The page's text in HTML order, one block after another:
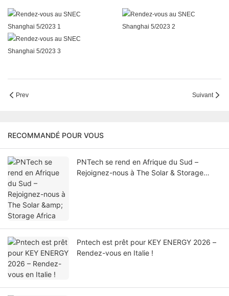
Prev Suivant
RECOMMANDÉ POUR VOUS
PNTech se rend en Afrique du Sud –
Rejoignez-nous à The Solar & Storage
Pntech est prêt pour KEY ENERGY 2026 –
Rendez-vous en Italie !